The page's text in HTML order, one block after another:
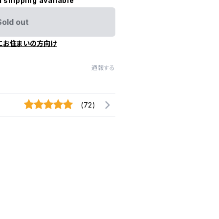
out
お住まいの方向け
通報する
(72)